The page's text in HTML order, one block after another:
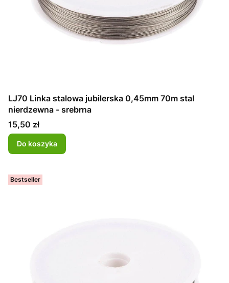
LJ70 Linka stalowa jubilerska 0,45mm 70m stal
nierdzewna - srebrna
Cena
15,50 zł
Do koszyka
Bestseller